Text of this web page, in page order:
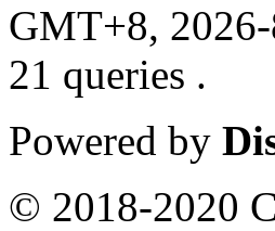
GMT+8,
21 queries .
Powered by
© 2018-2020